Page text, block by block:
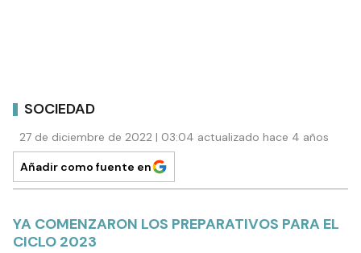
SOCIEDAD
27 de diciembre de 2022 | 03:04 actualizado hace 4 años
Añadir como fuente en
YA COMENZARON LOS PREPARATIVOS PARA EL
CICLO 2023